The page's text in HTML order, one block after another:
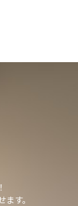
す。